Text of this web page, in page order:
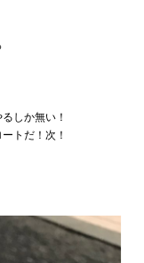
しか無い！
トだ！次！